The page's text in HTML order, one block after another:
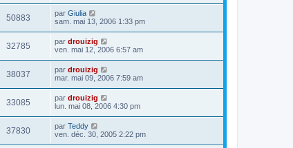
50883 par Giulia
sam. mai 13, 2006 1:33 pm
32785 par drouizig
ven. mai 12, 2006 6:57 am
38037 par drouizig
mar. mai 09, 2006 7:59 am
33085 par drouizig
lun. mai 08, 2006 4:30 pm
37830 par Teddy
ven. déc. 30, 2005 2:22 pm